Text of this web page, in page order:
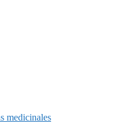
medicinales